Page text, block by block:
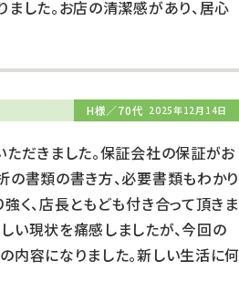
した。お店の清潔感があり、居心
H様／70代 2025年12月14日
だきました。保証会社の保証がお
の書類の書き方、必要書類もわかり
く、店長ともども付き合って頂きま
い現状を痛感しましたが、今回の
内容になりました。新しい生活に何